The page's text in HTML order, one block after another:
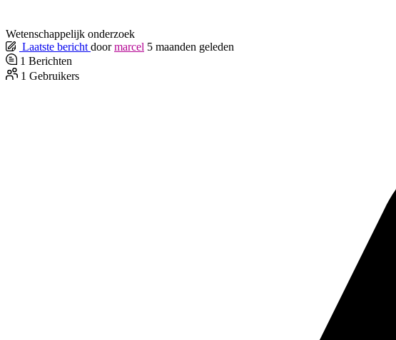
Wetenschappelijk onderzoek
Laatste bericht door marcel 5 maanden geleden
1 Berichten
1 Gebruikers